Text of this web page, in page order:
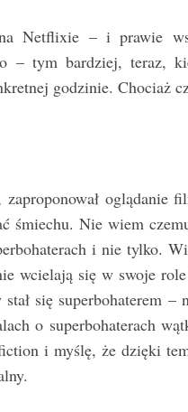
Netflixie – i prawie
– tym bardziej, teraz,
godzinie. Chociaż
oglądanie
śmiechu. Nie wiem
i nie tylko.
wcielają się w swoje
się superbohaterem
o superbohaterach
i myślę, że dzięki